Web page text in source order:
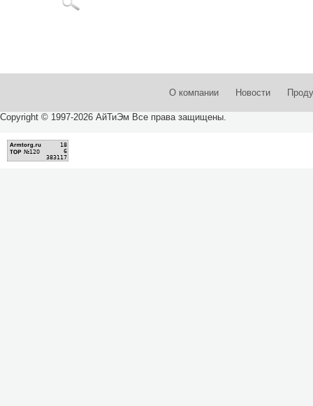
О компании Новости
Copyright © 1997-2026 АйТиЭм Все права защищены.